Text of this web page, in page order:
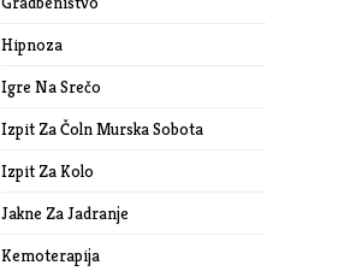
Hipnoza
Igre Na Srečo
Izpit Za Čoln Murska Sobota
Izpit Za Kolo
Jakne Za Jadranje
Kemoterapija